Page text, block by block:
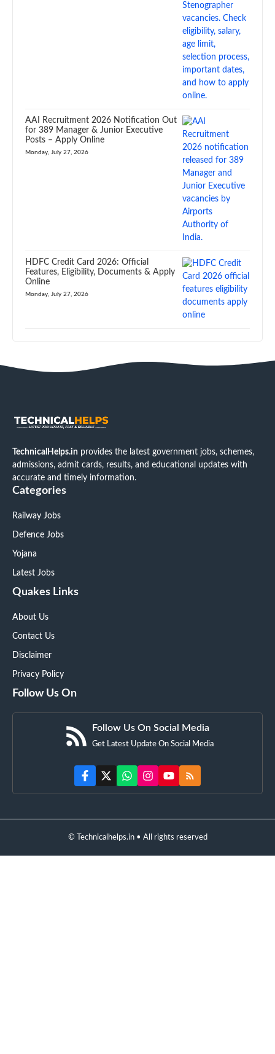
AAI Recruitment 2026 Notification Out
for 389 Manager & Junior Executive
Posts – Apply Online
Monday, July 27, 2026
HDFC Credit Card 2026: Official
Features, Eligibility, Documents & Apply
Online
Monday, July 27, 2026
TechnicalHelps.in provides the latest government jobs, schemes,
admissions, admit cards, results, and educational updates with
accurate and timely information.
Categories
Railway Jobs
Defence Jobs
Yojana
Latest Jobs
Quakes Links
About Us
Contact Us
Disclaimer
Privacy Policy
Follow Us On
Follow Us On Social Media
Get Latest Update On Social Media
© Technicalhelps.in • All rights reserved